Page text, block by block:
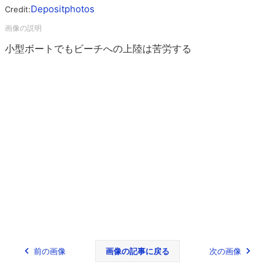
Credit:Depositphotos
小型ボートでもビーチへの上陸は苦労する
前の画像 画像の記事に戻る 次の画像